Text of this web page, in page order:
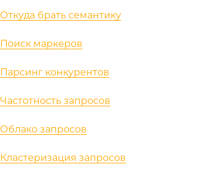
Откуда брать семантику
Поиск маркеров
Парсинг конкурентов
Частотность запросов
Облако запросов
Кластеризация запросов